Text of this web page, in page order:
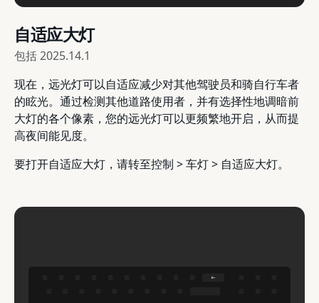
自适应大灯
包括2025.14.1
现在，远光灯可以自适应减少对其他驾驶员和骑自行车者
的眩光。通过检测其他道路使用者，并有选择性地调暗前
大灯的各个像素，您的远光灯可以更频繁地开启，从而提
高夜间能见度。
要打开自适应大灯，请转至控制 > 车灯 > 自适应大灯。